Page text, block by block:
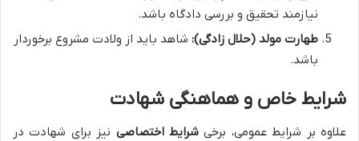
نیازمند تحقیق و بررسی دادگاه باشد.
طهارت مولد (حلال زادگی): شاهد باید از ولادت مشروع برخوردار
باشد.
شرایط خاص و هماهنگی شهادت
علاوه بر شرایط عمومی، برخی شرایط اختصاصی نیز برای شهادت در